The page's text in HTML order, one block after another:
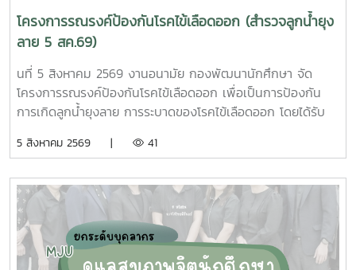
โครงการรณรงค์ป้องกันโรคไข้เลือดออก (สำรวจลูกน้ำยุง
ลาย 5 สค.69)
นที่ 5 สิงหาคม 2569 งานอนามัย กองพัฒนานักศึกษา จัด
โครงการรณรงค์ป้องกันโรคไข้เลือดออก เพื่อเป็นการป้องกัน
การเกิดลูกน้ำยุงลาย การระบาดของโรคไข้เลือดออก โดยได้รับ
นักศึกษาจิตอาสา ร่วมกันสำรวจทำลายแหล่งเพาะพันธุ์ยุงลาย
มหาวิทยาลัยแม่โจ้ ทั้งนี้ได้รับความอนุเคราะห์รถรับนักศึกษาจาก
กองกายภาพและสิ่งแวดล้อม
5 สิงหาคม 2569 | 41